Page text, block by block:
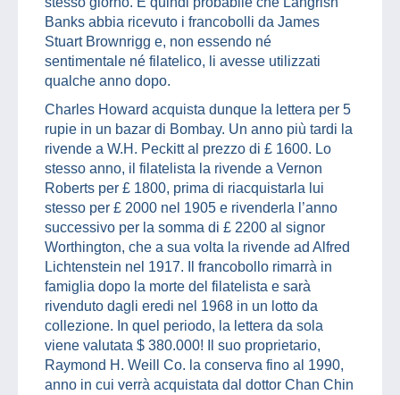
Banks abbia ricevuto i francobolli da James
Stuart Brownrigg e, non essendo né
sentimentale né filatelico, li avesse utilizzati
qualche anno dopo.
Charles Howard acquista dunque la lettera per 5
rupie in un bazar di Bombay. Un anno più tardi la
rivende a W.H. Peckitt al prezzo di £ 1600. Lo
stesso anno, il filatelista la rivende a Vernon
Roberts per £ 1800, prima di riacquistarla lui
stesso per £ 2000 nel 1905 e rivenderla l’anno
successivo per la somma di £ 2200 al signor
Worthington, che a sua volta la rivende ad Alfred
Lichtenstein nel 1917. Il francobollo rimarrà in
famiglia dopo la morte del filatelista e sarà
rivenduto dagli eredi nel 1968 in un lotto da
collezione. In quel periodo, la lettera da sola
viene valutata $ 380.000! Il suo proprietario,
Raymond H. Weill Co. la conserva fino al 1990,
anno in cui verrà acquistata dal dottor Chan Chin